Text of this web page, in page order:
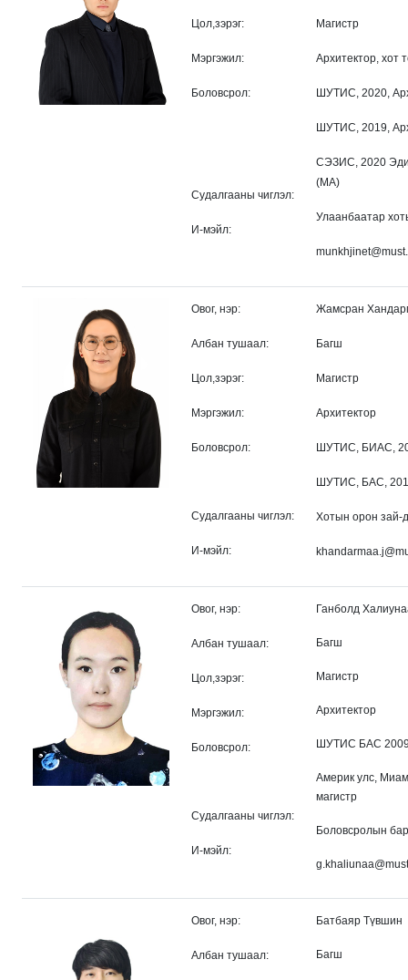
Цол,зэрэг:
Мэргэжил:
Боловсрол:
Судалгааны чиглэл:
И-мэйл:
Магистр
Архитектор, хот
ШУТИС, 2020,
ШУТИС, 2019,
СЭЗИС, 2020
(МА)
Улаанбаатар
Овог, нэр:
Албан тушаал:
Цол,зэрэг:
Мэргэжил:
Боловсрол:
Судалгааны чиглэл:
И-мэйл:
Жамсран
Багш
Магистр
Архитектор
ШУТИС, БИАС,
ШУТИС, БАС,
Хотын орон зай-
Овог, нэр:
Албан тушаал:
Цол,зэрэг:
Мэргэжил:
Боловсрол:
Судалгааны чиглэл:
И-мэйл:
Ганболд
Багш
Магистр
Архитектор
ШУТИС БАС 2009
Америк улс,
магистр
Боловсролын
Овог, нэр:
Албан тушаал:
Батбаяр Түвшин
Багш